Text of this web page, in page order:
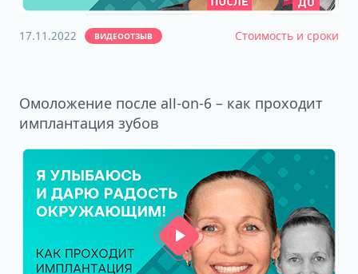
17.11.2022 ВИДЕООТЗЫВ Стоимость и сроки
Омоложение после all-on-6 – как проходит
имплантация зубов